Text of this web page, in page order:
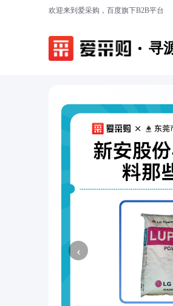
欢迎来到爱采购，百度旗下B2B平台
寻
‹